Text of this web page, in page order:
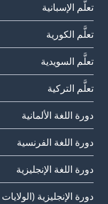
تعلَّم الإسبانية
تعلَّم الكورية
تعلَّم السويدية
تعلَّم التركية
دورة اللغة الألمانية
دورة اللغة الفرنسية
دورة اللغة الإنجليزية
دورة الإنجليزية